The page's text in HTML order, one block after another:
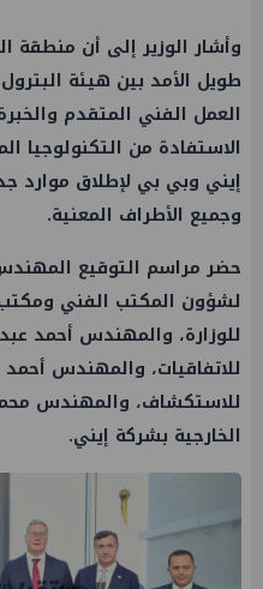
وأشار الوزير إلى أن منطقة
طويل الأمد بين هيئة
العمل الفني المتقدم
الاستفادة من التكنولوجيا
إيني وبي بي لإطلاق موارد
وجميع الأطراف المعنية.
حضر مراسم التوقيع
لشؤون المكتب الفني
للوزارة، والمهندس أحمد
للاتفاقيات، والمهندس
للاستكشاف، والمهندس
الخارجية بشركة إيني.